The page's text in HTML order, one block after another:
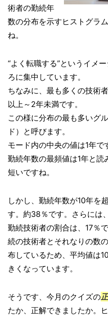
術者の勤続年
数の分布を示すヒストグラ
ね。
“よく転職する”というイメ
ろに集中しています。
ちなみに、最も多くの技術
以上～2年未満です。
この様に分布の最も多いグ
ド）と呼びます。
モード内の中央の値は1年
勤続年数の最頻値は1年と読
短いですね。
しかし、勤続年数が10年を
す。約38％です。さらには
勤続技術者の割合は、17％
続の技術者とそれなりの数
布しているため、平均値は
きくなっています。
そうです、今月のクイズの
たか、正解できましたか。